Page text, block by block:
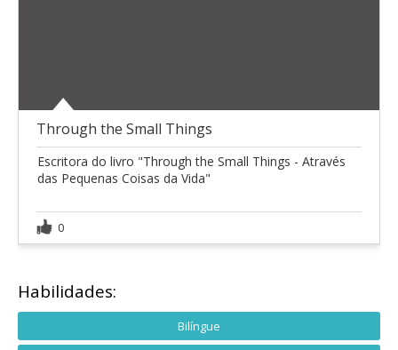
Through the Small Things
Escritora do livro "Through the Small Things - Através
das Pequenas Coisas da Vida"
0
Habilidades:
Bilíngue